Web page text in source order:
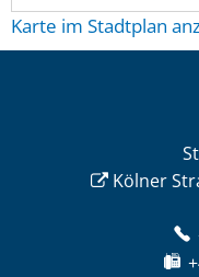
Karte im Stadtplan
Kölner